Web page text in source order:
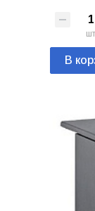
шт
В